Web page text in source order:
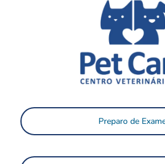
Preparo de